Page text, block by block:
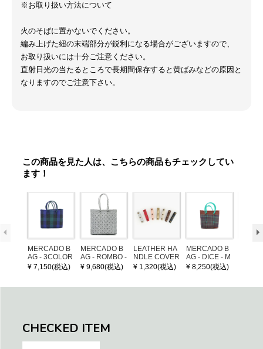
※お取り扱い方法について
火のそばに置かないでください。
編み上げた紐の末端部分が鋭利になる場合がございますので、
お取り扱いには十分ご注意ください。
直射日光の当たるところで長期間保存すると黄ばみなどの原因と
なりますのでご注意下さい。
この商品を見た人は、こちらの商品もチェックしてい
ます！
MERCADO B
AG - 3COLOR
S CHECK - Bl
¥ 7,150(税込)
MERCADO B
AG - ROMBO -
LONG HANDL
¥ 9,680(税込)
LEATHER HA
NDLE COVER
¥ 1,320(税込)
MERCADO B
AG - DICE - M
OSAIC - Copp
¥ 8,250(税込)
CHECKED ITEM